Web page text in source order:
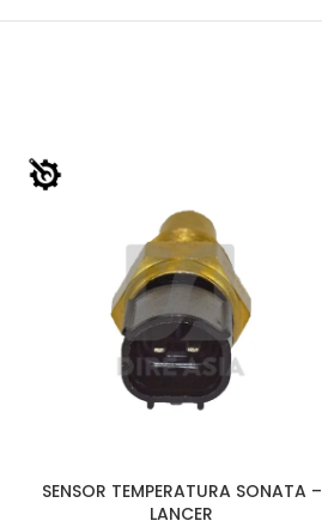
AÑADIR AL CARRITO
SENSOR TEMPERATURA SONATA –
LANCER